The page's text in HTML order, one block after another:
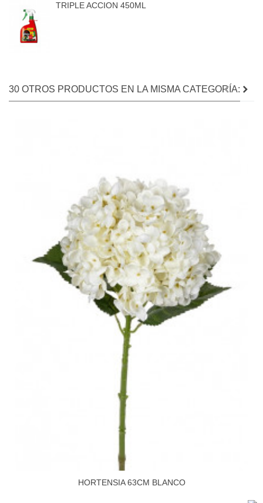
TRIPLE ACCION 450ML
30 OTROS PRODUCTOS EN LA MISMA CATEGORÍA:
HORTENSIA 63CM BLANCO